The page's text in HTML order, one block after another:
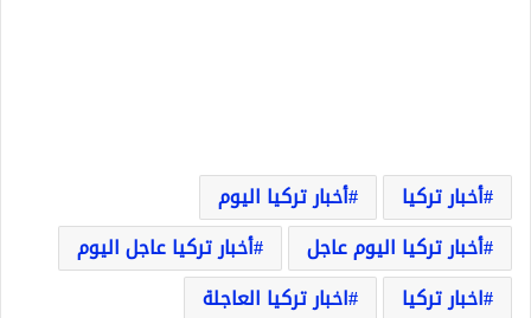
أخبار تركيا
أخبار تركيا اليوم
أخبار تركيا اليوم عاجل
أخبار تركيا عاجل اليوم
اخبار تركيا
اخبار تركيا العاجلة